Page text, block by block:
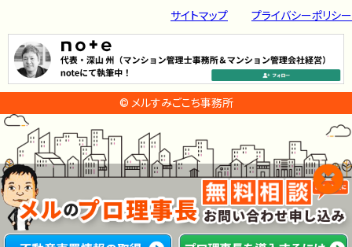
サイトマップ プライバシーポリシー
© メルすみごこち事務所